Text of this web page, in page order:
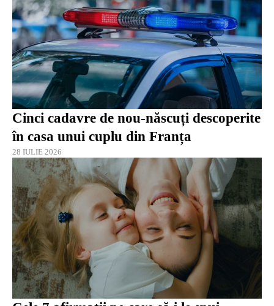
Cinci cadavre de nou-născuți descoperite
în casa unui cuplu din Franța
28 IULIE 2026